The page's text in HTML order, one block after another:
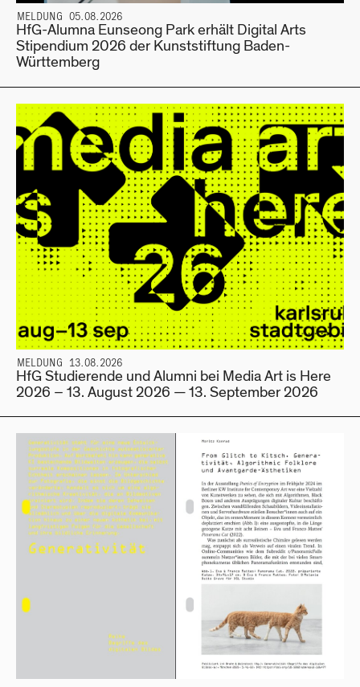
MELDUNG 05.08.2026
HfG-Alumna Eunseong Park erhält Digital Arts
Stipendium 2026 der Kunststiftung Baden-
Württemberg
MELDUNG 13.08.2026
HfG Studierende und Alumni bei Media Art is Here
2026 – 13. August 2026 — 13. September 2026